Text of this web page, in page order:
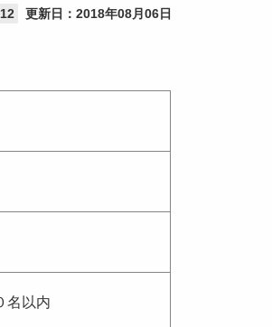
更新日： 2018年08月06日
以内